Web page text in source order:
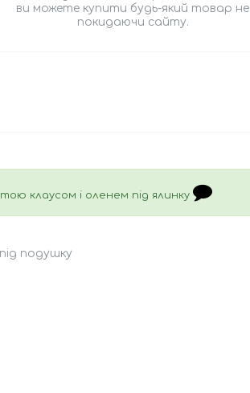
ви можете купити будь-який товар не
покидаючи сайту.
клаусом і оленем під ялинку
подушку